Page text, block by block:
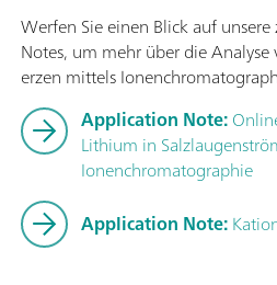
Werfen Sie einen Blick auf
Notes, um mehr über die
erzen mittels
Application Note:
Lithium in
Ionenchromatographie
Application Note: